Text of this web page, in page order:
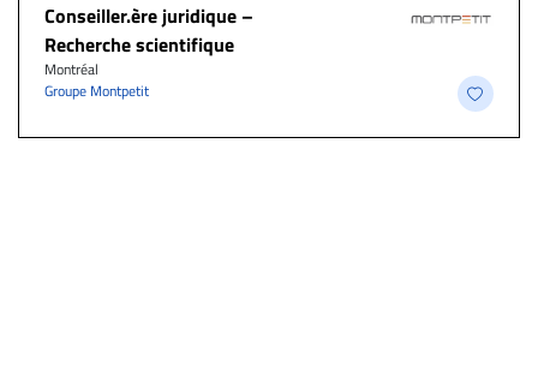
Conseiller.ère juridique –
Recherche scientifique
Montréal
Groupe Montpetit